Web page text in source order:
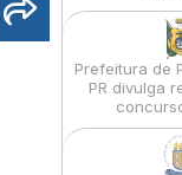
Prefeitura de
PR divulga